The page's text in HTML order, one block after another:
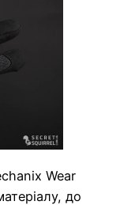
Wear
до